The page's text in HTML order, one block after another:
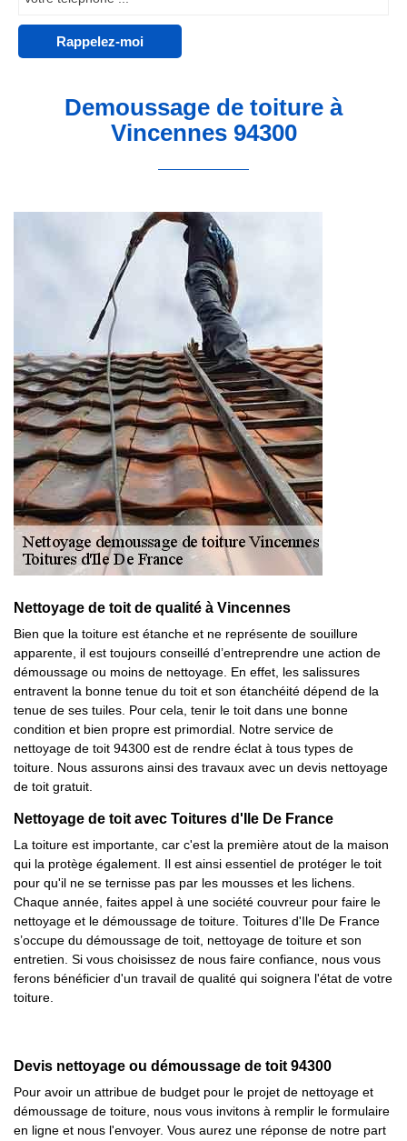
Demoussage de toiture à
Vincennes 94300
Nettoyage de toit de qualité à Vincennes
Bien que la toiture est étanche et ne représente de souillure
apparente, il est toujours conseillé d’entreprendre une action de
démoussage ou moins de nettoyage. En effet, les salissures
entravent la bonne tenue du toit et son étanchéité dépend de la
tenue de ses tuiles. Pour cela, tenir le toit dans une bonne
condition et bien propre est primordial. Notre service de
nettoyage de toit 94300 est de rendre éclat à tous types de
toiture. Nous assurons ainsi des travaux avec un devis nettoyage
de toit gratuit.
Nettoyage de toit avec Toitures d'Ile De France
La toiture est importante, car c'est la première atout de la maison
qui la protège également. Il est ainsi essentiel de protéger le toit
pour qu'il ne se ternisse pas par les mousses et les lichens.
Chaque année, faites appel à une société couvreur pour faire le
nettoyage et le démoussage de toiture. Toitures d'Ile De France
s’occupe du démoussage de toit, nettoyage de toiture et son
entretien. Si vous choisissez de nous faire confiance, nous vous
ferons bénéficier d'un travail de qualité qui soignera l'état de votre
toiture.
Devis nettoyage ou démoussage de toit 94300
Pour avoir un attribue de budget pour le projet de nettoyage et
démoussage de toiture, nous vous invitons à remplir le formulaire
en ligne et nous l'envoyer. Vous aurez une réponse de notre part